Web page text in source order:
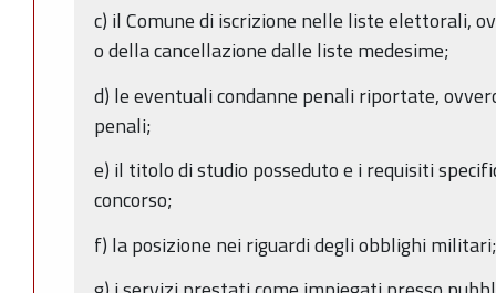
c) il Comune di iscrizione nelle liste elettorali,
o della cancellazione dalle liste medesime;
d) le eventuali condanne penali riportate,
penali;
e) il titolo di studio posseduto e i requisiti
concorso;
f) la posizione nei riguardi degli obblighi militari;